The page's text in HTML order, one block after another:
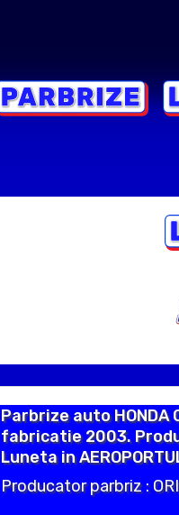
Parbrize auto HONDA
fabricatie 2003.
Luneta in
Producator parbriz :